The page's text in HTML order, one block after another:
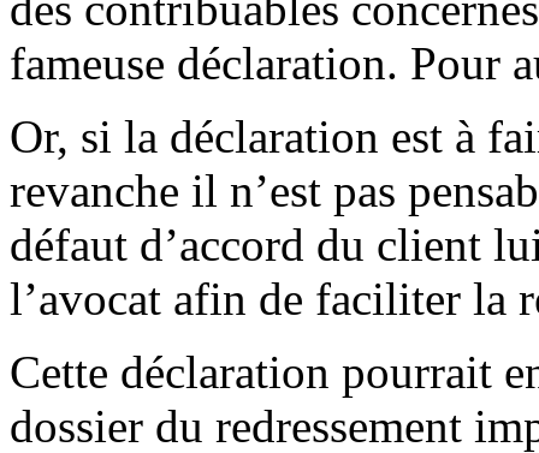
fameuse déclaration. Pour
Or, si la déclaration est à
revanche il n’est pas
défaut d’accord du client
l’avocat afin de faciliter la
Cette déclaration pourrait
dossier du redressement